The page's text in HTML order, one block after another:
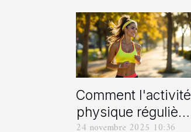
Comment l'activité
physique régulière
24 novembre 2025 10:36